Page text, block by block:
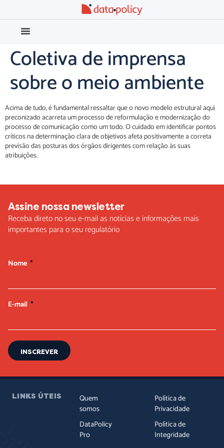
Coletiva de imprensa
sobre o meio ambiente
Acima de tudo, é fundamental ressaltar que o novo modelo estrutural aqui
preconizado acarreta um processo de reformulação e modernização do
processo de comunicação como um todo. O cuidado em identificar pontos
críticos na determinação clara de objetivos afeta positivamente a correta
previsão das posturas dos órgãos dirigentes com relação às suas
atribuições.
Assine nossa newsletter
Receba direto no seu e-mail as notícias e informações mais
importantes para o seu regulatório
Nome
E-mail
INSCREVER
LINKS ÚTEIS
Quem
somos
DataPolicy
Pro
Política de
Privacidade
Política de
Integridade